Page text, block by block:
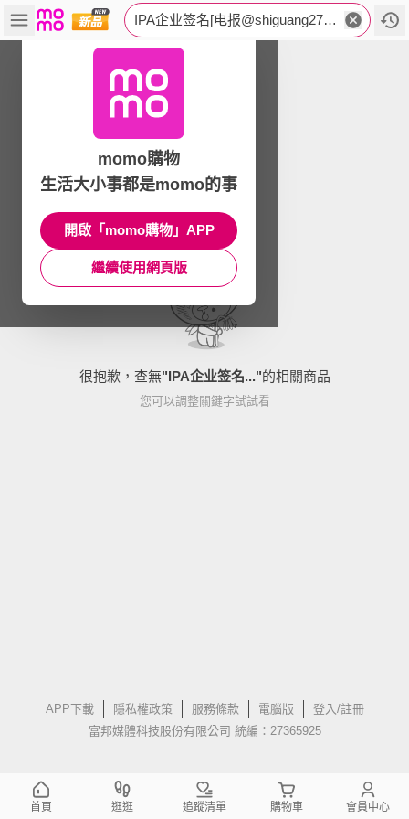
IPA企业签名[电报@shiguang27022-1999超级签.dkw
很抱歉，查無"IPA企业签名..."的相關商品
您可以調整關鍵字試試看
APP下載 隱私權政策 服務條款 電腦版
登入/註冊
富邦媒體科技股份有限公司 統編：27365925
momo購物
生活大小事都是momo的事
開啟「momo購物」APP
繼續使用網頁版
首頁 逛逛 追蹤清單 購物車 會員中心